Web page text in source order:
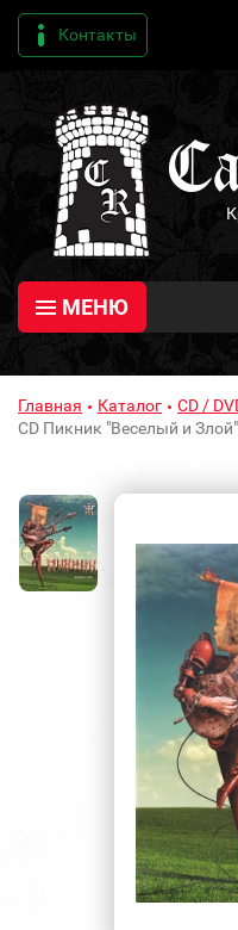
Контакты
МЕНЮ
Главная Каталог CD /
CD Пикник "Веселый и Злой"